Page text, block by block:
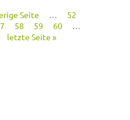
Seite …
52
58 59 60
…
letzte Seite »